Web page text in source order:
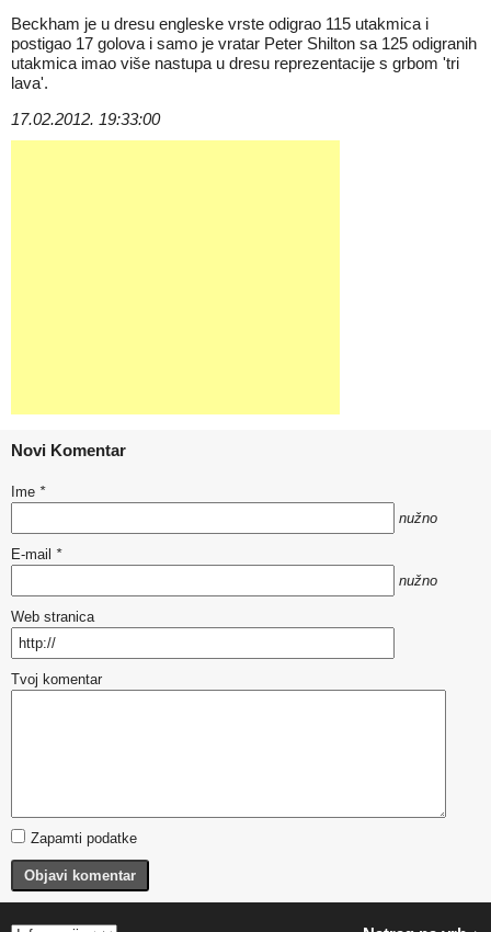
Beckham je u dresu engleske vrste odigrao 115 utakmica i
postigao 17 golova i samo je vratar Peter Shilton sa 125 odigranih
utakmica imao više nastupa u dresu reprezentacije s grbom 'tri
lava'.
17.02.2012. 19:33:00
Novi Komentar
Ime *
nužno
E-mail *
nužno
Web stranica
Tvoj komentar
Zapamti podatke
Objavi komentar